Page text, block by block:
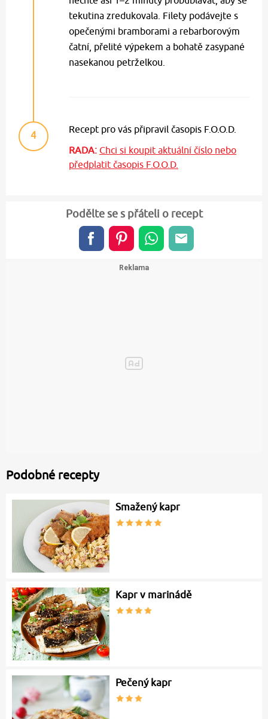
tekutina zredukovala. Filety podávejte s
opečenými bramborami a rebarborovým
čatní, přelité výpekem a bohatě zasypané
nasekanou petrželkou.
4
Recept pro vás připravil časopis F.O.O.D.
RADA: Chci si koupit aktuální číslo nebo
předplatit časopis F.O.O.D.
Podělte se s přáteli o recept
Podobné recepty
Smažený kapr
Kapr v marinádě
Pečený kapr